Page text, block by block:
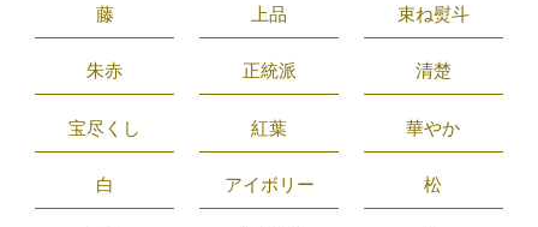
藤 上品 束ね熨斗
朱赤 正統派 清楚
宝尽くし 紅葉 華やか
白 アイボリー 松